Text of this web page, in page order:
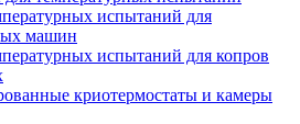
испытаний для
машин
испытаний для копров
криотермостаты и камеры